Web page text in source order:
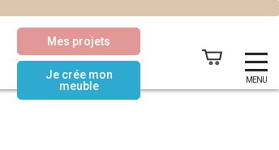
MENU
Mes projets
Je crée mon
meuble